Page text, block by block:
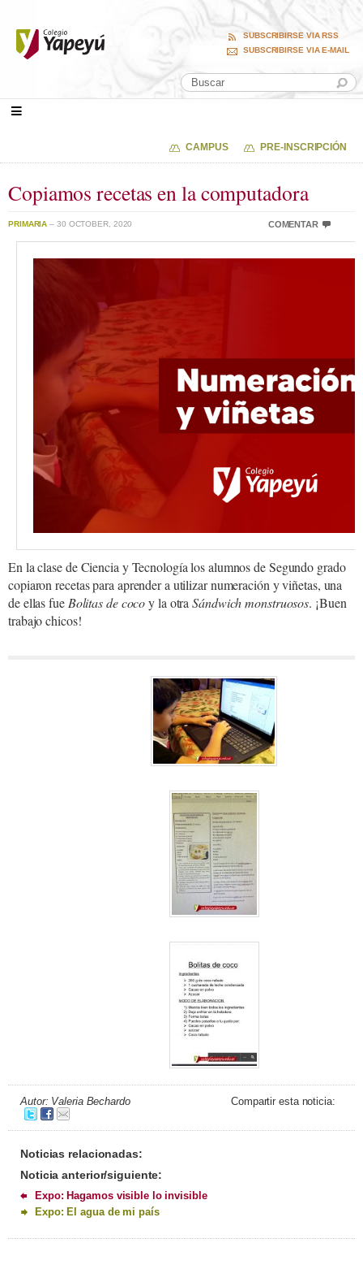
SUBSCRIBIRSE VIA RSS
SUBSCRIBIRSE VIA E-MAIL
CAMPUS PRE-INSCRIPCIÓN
Copiamos recetas en la computadora
PRIMARIA – 30 OCTOBER, 2020 COMENTAR
En la clase de Ciencia y Tecnología los alumnos de Segundo grado
copiaron recetas para aprender a utilizar numeración y viñetas, una
de ellas fueBolitas de cocoy la otra Sándwich monstruosos. ¡Buen
trabajo chicos!
Autor: Valeria Bechardo Compartir esta noticia:
Noticias relacionadas:
Noticia anterior/siguiente:
Expo: Hagamos visible lo invisible
Expo: El agua de mi país